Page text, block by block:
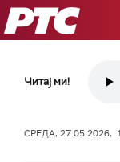
РТС
Читај ми!
СРЕДА, 27.05.2026,